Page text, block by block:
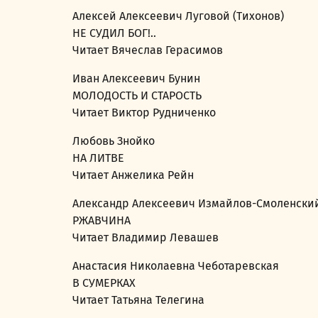
Алексей Алексеевич Луговой (Тихонов)
НЕ СУДИЛ БОГ!..
Читает Вячеслав Герасимов
Иван Алексеевич Бунин
МОЛОДОСТЬ И СТАРОСТЬ
Читает Виктор Рудниченко
Любовь Знойко
НА ЛИТВЕ
Читает Анжелика Рейн
Александр Алексеевич Измайлов-
РЖАВЧИНА
Читает Владимир Левашев
Анастасия Николаевна Чеботаревская
В СУМЕРКАХ
Читает Татьяна Телегина